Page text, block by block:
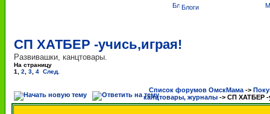
Блоги
СП ХАТБЕР -учись,играя!
Развивашки, канцтовары.
На страницу
1
2 3 4 След.
Список форумов ОмскМама ->
канцтовары, журналы -> СП ХАТБЕР -